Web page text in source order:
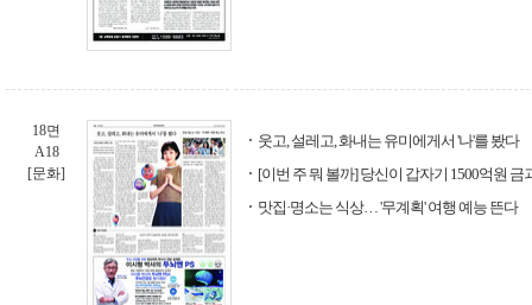
18면
A18
[문화]
웃고, 설레고, 화내는 유미에게서 '나'를 봤다
[이번 주 뭐 볼까] 당신이 갑자기 1500억원 금
맛집·명소는 식상… '무계획' 여행 예능 뜬다